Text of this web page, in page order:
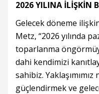
2026 YILINA İLİŞKİN
Gelecek döneme
Metz, “2026 yılında
toparlanma
dahi kendimizi
sahibiz. Yaklaşımımız
güçlendirmek ve